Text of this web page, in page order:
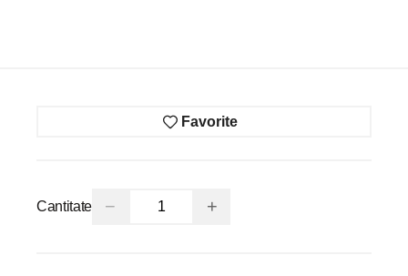
Favorite
Cantitate − +